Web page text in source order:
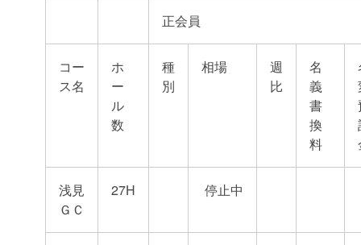
正会員
コー
ス名
ホ
ー
ル
数
種
別
相場
週
比
名
義
書
換
料
浅見
ＧＣ
27H 停止中